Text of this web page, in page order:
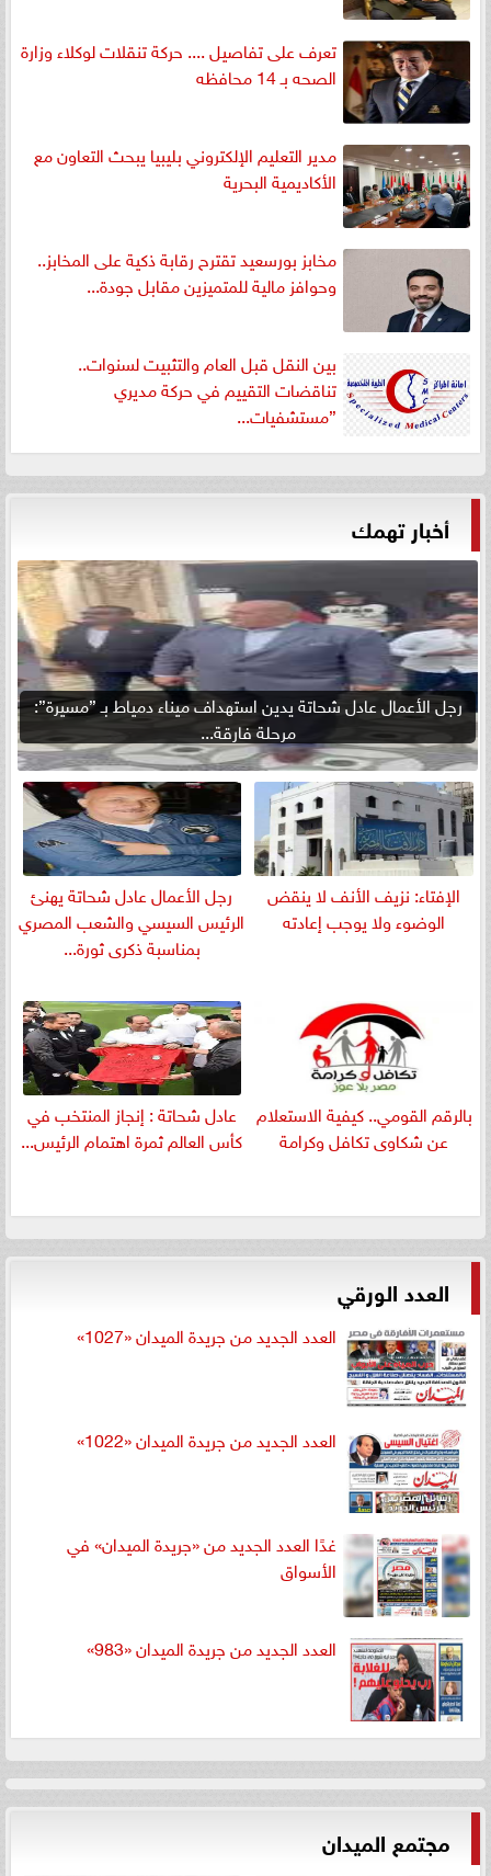
تعرف على تفاصيل .... حركة تنقلات لوكلاء وزارة
الصحه بـ 14 محافظه
مدير التعليم الإلكتروني بليبيا يبحث التعاون مع
الأكاديمية البحرية
مخابز بورسعيد تقترح رقابة ذكية على المخابز..
وحوافز مالية للمتميزين مقابل جودة...
بين النقل قبل العام والتثبيت لسنوات..
تناقضات التقييم في حركة مديري
”مستشفيات...
أخبار تهمك
رجل الأعمال عادل شحاتة يدين استهداف ميناء دمياط بـ ”مسيرة”:
مرحلة فارقة...
الإفتاء: نزيف الأنف لا ينقض
الوضوء ولا يوجب إعادته
رجل الأعمال عادل شحاتة يهنئ
الرئيس السيسي والشعب المصري
بمناسبة ذكرى ثورة...
بالرقم القومي.. كيفية الاستعلام
عن شكاوى تكافل وكرامة
عادل شحاتة : إنجاز المنتخب في
كأس العالم ثمرة اهتمام الرئيس...
العدد الورقي
العدد الجديد من جريدة الميدان «1027»
العدد الجديد من جريدة الميدان «1022»
غدًا العدد الجديد من «جريدة الميدان» في
الأسواق
العدد الجديد من جريدة الميدان «983»
مجتمع الميدان